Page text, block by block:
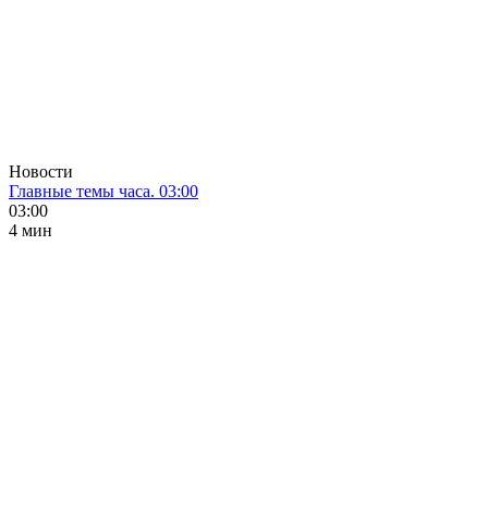
Новости
Главные темы часа. 03:00
03:00
4 мин